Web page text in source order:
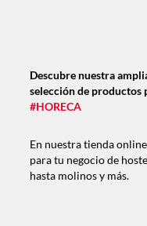
Descubre nuestra
selección de productos
#HORECA
En nuestra tienda
para tu negocio de
hasta molinos y más.